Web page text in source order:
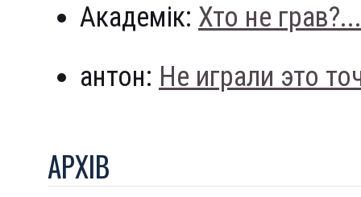
Академік: Хто не грав?...
антон: Не играли это
АРХIВ